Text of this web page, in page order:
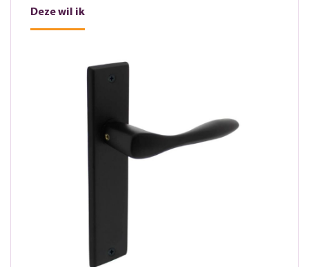
Deze wil ik